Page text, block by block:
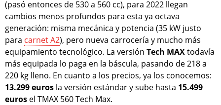
(pasó entonces de 530 a 560 cc), para 2022 llegan
cambios menos profundos para esta ya octava
generación: misma mecánica y potencia (35 kW justo
para carnet A2), pero nueva carrocería y mucho más
equipamiento tecnológico. La versión Tech MAXtodavía
más equipada lo paga en la báscula, pasando de 218 a
220 kg lleno. En cuanto a los precios, ya los conocemos:
13.299 euros la versión estándar y sube hasta 15.499
euros el TMAX 560 Tech Max.